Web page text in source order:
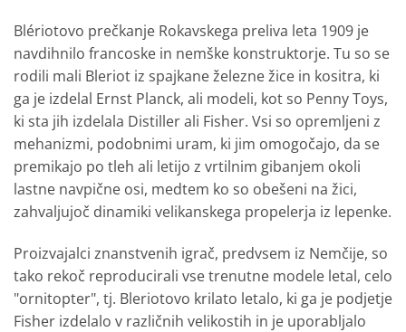
Blériotovo prečkanje Rokavskega preliva leta 1909 je
navdihnilo francoske in nemške konstruktorje. Tu so se
rodili mali Bleriot iz spajkane železne žice in kositra, ki
ga je izdelal Ernst Planck, ali modeli, kot so Penny Toys,
ki sta jih izdelala Distiller ali Fisher. Vsi so opremljeni z
mehanizmi, podobnimi uram, ki jim omogočajo, da se
premikajo po tleh ali letijo z vrtilnim gibanjem okoli
lastne navpične osi, medtem ko so obešeni na žici,
zahvaljujoč dinamiki velikanskega propelerja iz lepenke.
Proizvajalci znanstvenih igrač, predvsem iz Nemčije, so
tako rekoč reproducirali vse trenutne modele letal, celo
"ornitopter", tj. Bleriotovo krilato letalo, ki ga je podjetje
Fisher izdelalo v različnih velikostih in je uporabljalo